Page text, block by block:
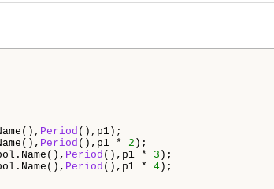
Period (),p1);
Period (),p1 * 2 );
Period (),p1 * 3 );
Period (),p1 * 4 );